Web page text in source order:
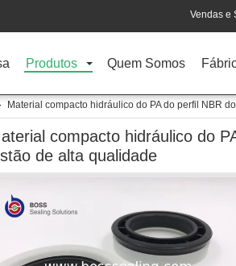
Vendas e
Produtos Quem Somos
Material compacto hidráulico do PA do perfil NBR
compacto hidráulico do
de alta qualidade